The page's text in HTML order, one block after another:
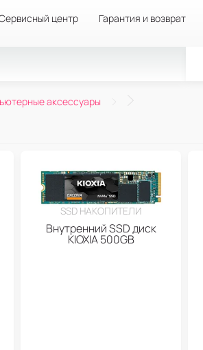
центр Гарантия и возврат
аксессуары
SSD НАКОПИТЕЛИ
Внутренний SSD диск
KIOXIA 500GB